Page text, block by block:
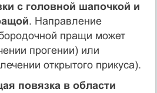
с головной шапочкой и
. Направление
пращи может
прогении) или
открытого прикуса).
повязка в области